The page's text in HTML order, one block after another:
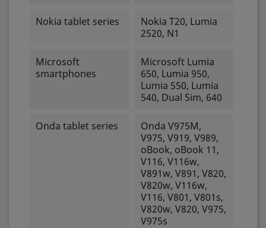
Nokia tablet series
Nokia T20, Lumia
2520, N1
Microsoft
smartphones
Microsoft Lumia
650, Lumia 950,
Lumia 550, Lumia
540, Dual Sim, 640
Onda tablet series
Onda V975M,
V975, V919, V989,
oBook, oBook 11,
V116, V116w,
V891w, V891, V820,
V820w, V116w,
V116, V801, V801s,
V820w, V820, V975,
V975s